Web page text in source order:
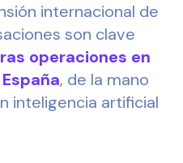
internacional de
son clave
operaciones en
, de la mano
inteligencia artificial